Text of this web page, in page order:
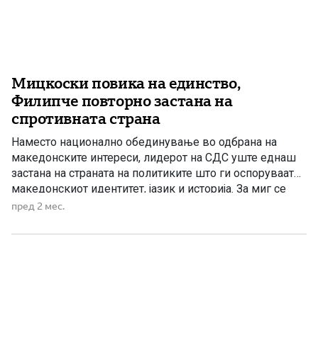
Мицкоски повика на единство,
Филипче повторно застана на
спротивната страна
Наместо национално обединување во одбрана на
македонските интереси, лидерот на СДС уште еднаш
застана на страната на политиките што ги оспоруваат
македонскиот идентитет, јазик и историја. За миг се
чинеше дека Венко Филипче конечно ќе покаже
интереси над партиските калкулации. Подадената рака
пред 2 мес.